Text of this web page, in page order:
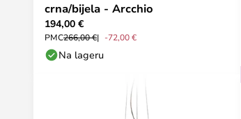
crna/bijela - Arcchio
194,00 €
PMC266,00 € -72,00 €
Na lageru